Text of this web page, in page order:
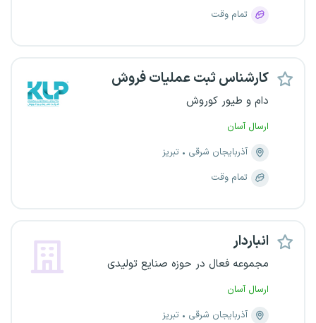
تمام وقت
کارشناس ثبت عملیات فروش
دام و طیور کوروش
ارسال آسان
آذربایجان شرقی
تبریز
تمام وقت
انباردار
مجموعه فعال در حوزه صنایع تولیدی
ارسال آسان
آذربایجان شرقی
تبریز